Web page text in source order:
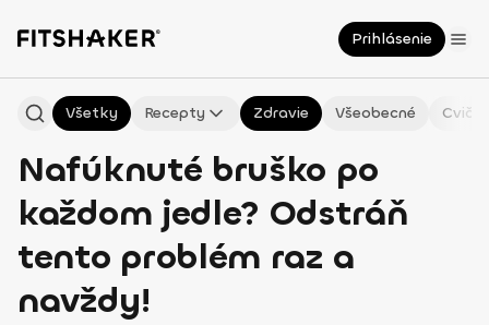
Prihlásenie
Všetky Recepty Zdravie Všeobecné
Nafúknuté bruško po
každom jedle? Odstráň
tento problém raz a
navždy!